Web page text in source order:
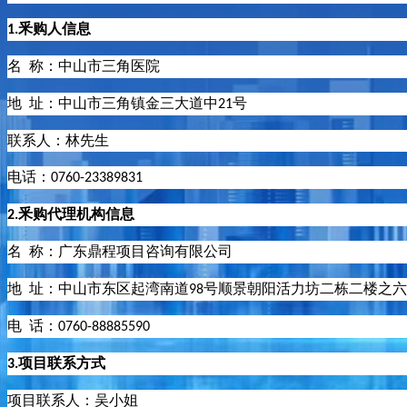
1.釆购人信息
名 称： 中山市三角医院
地 址： 中山市三角镇金三大道中21号
联系人：林先生
电话： 0760-23389831
2.釆购代理机构信息
名 称： 广东鼎程项目咨询有限公司
地 址：中山市东区起湾南道98号顺景朝阳活力坊二栋二楼之六
电 话： 0760-88885590
3.项目联系方式
项目联系人： 吴小姐